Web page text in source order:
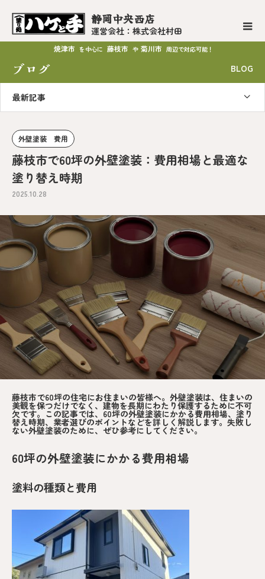
静岡中央西店
運営会社：株式会社村田
焼津市 を中心に 藤枝市 や 菊川市 周辺で対応可能！
ブログ BLOG
最新記事
外壁塗装 費用
藤枝市で60坪の外壁塗装：費用相場と最適な
塗り替え時期
2025.10.28
藤枝市で60坪の住宅にお住まいの皆様へ。外壁塗装は、住まいの
美観を保つだけでなく、建物を長期にわたり保護するために不可
欠です。この記事では、60坪の外壁塗装にかかる費用相場、塗り
替え時期、業者選びのポイントなどを詳しく解説します。失敗し
ない外壁塗装のために、ぜひ参考にしてください。
60坪の外壁塗装にかかる費用相場
塗料の種類と費用